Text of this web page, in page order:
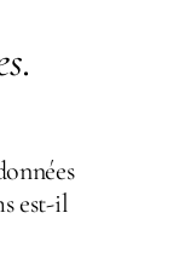
.
est-il